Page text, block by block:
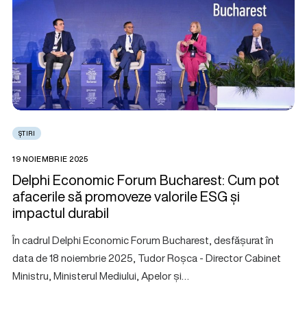
ȘTIRI
19 NOIEMBRIE 2025
Delphi Economic Forum Bucharest: Cum pot
afacerile să promoveze valorile ESG și
impactul durabil
În cadrul Delphi Economic Forum Bucharest, desfășurat în
data de 18 noiembrie 2025, Tudor Roșca - Director Cabinet
Ministru, Ministerul Mediului, Apelor și…